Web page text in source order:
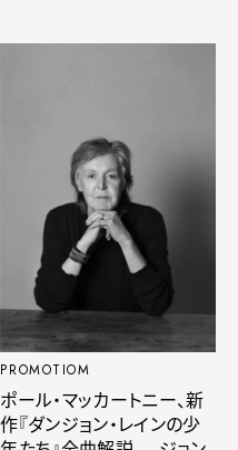
PROMOTIOM
ポール・マッカートニー、新
作『ダンジョン・レインの少